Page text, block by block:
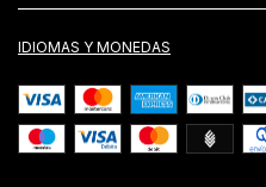
IDIOMAS Y MONEDAS